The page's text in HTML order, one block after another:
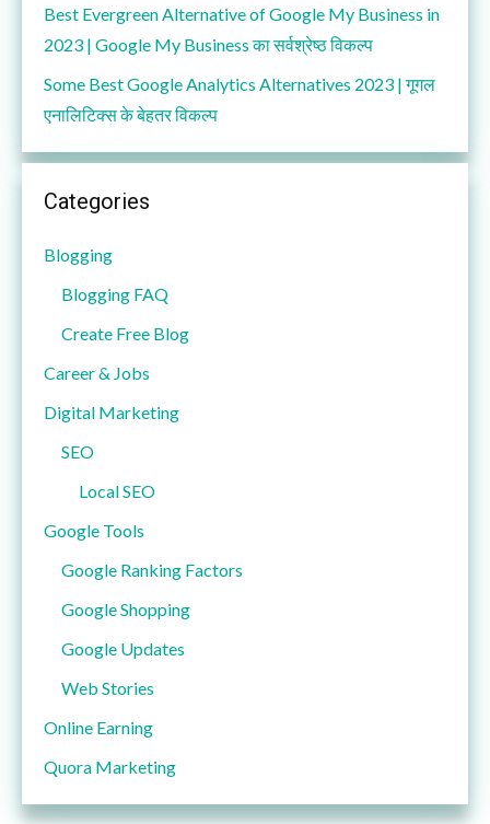
Best Evergreen Alternative of Google My Business in
2023 | Google My Business का सर्वश्रेष्ठ विकल्प
Some Best Google Analytics Alternatives 2023 | गूगल
एनालिटिक्स के बेहतर विकल्प
Categories
Blogging
Blogging FAQ
Create Free Blog
Career & Jobs
Digital Marketing
SEO
Local SEO
Google Tools
Google Ranking Factors
Google Shopping
Google Updates
Web Stories
Online Earning
Quora Marketing